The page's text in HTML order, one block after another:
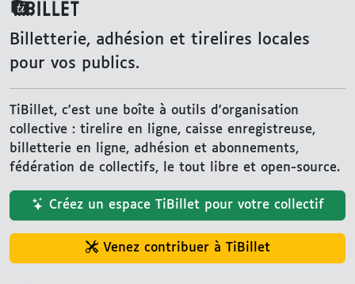
Billetterie, adhésion et tirelires locales
pour vos publics.
TiBillet, c'est une boîte à outils d'organisation
collective : tirelire en ligne, caisse enregistreuse,
billetterie en ligne, adhésion et abonnements,
fédération de collectifs, le tout libre et open-source.
Créez un espace TiBillet pour votre collectif
Venez contribuer à TiBillet